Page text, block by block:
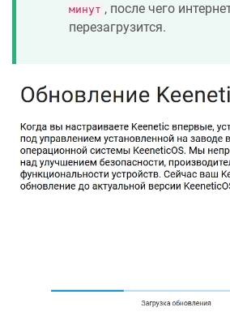
минут , после чего
перезагрузится.